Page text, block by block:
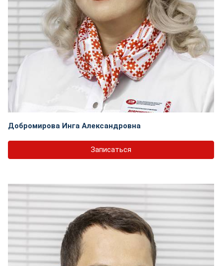
Добромирова Инга Александровна
Записаться